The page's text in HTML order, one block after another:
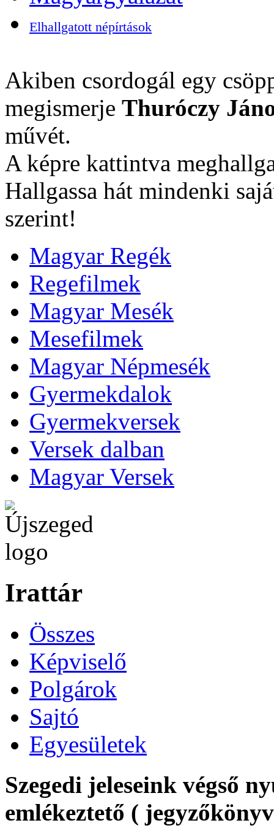
Elhallgatott népírtások
Akiben csordogál egy
megismerje Thuróczy
művét.
A képre kattintva
Hallgassa hát mindenki
szerint!
Magyar Regék
Regefilmek
Magyar Mesék
Mesefilmek
Magyar Népmesék
Gyermekdalok
Gyermekversek
Versek dalban
Magyar Versek
Irattár
Összes
Képviselő
Polgárok
Sajtó
Egyesületek
Szegedi jeleseink végső
emlékeztető (